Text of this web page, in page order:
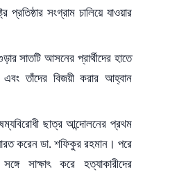
প্রতিষ্ঠার সংগ্রাম চালিয়ে যাওয়ার
সাতটি আসনের প্রার্থীদের হাতে
এবং তাঁদের বিজয়ী করার আহ্বান
ছাত্র আন্দোলনের প্রথম
করেন ডা. শফিকুর রহমান। পরে
সাক্ষাৎ করে হত্যাকারীদের